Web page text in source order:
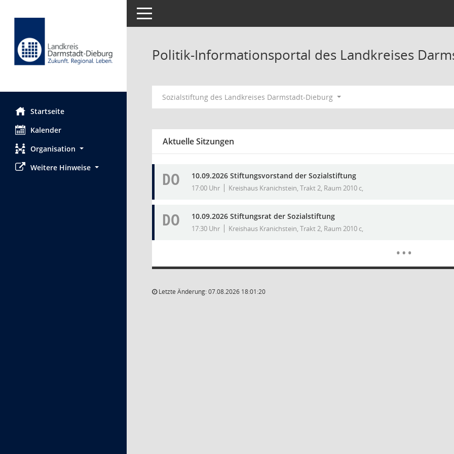
Startseite
Kalender
Organisation
Weitere Hinweise
Toggle navigation
Politik-Informationsportal des Landkreises
Sozialstiftung des Landkreises Darmstadt-Dieburg
Aktuelle Sitzungen
DO 10.09.2026 Stiftungsvorstand der Sozialstiftung
17:00 Uhr Kreishaus Kranichstein, Trakt 2, Raum 2010 c,
DO 10.09.2026 Stiftungsrat der Sozialstiftung
17:30 Uhr Kreishaus Kranichstein, Trakt 2, Raum 2010 c,
…
Letzte Änderung: 07.08.2026 18:01:20